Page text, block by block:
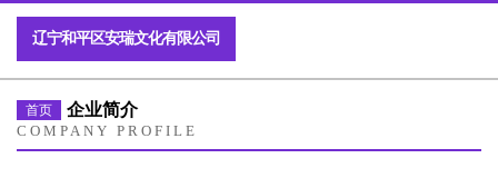
辽宁和平区安瑞文化有限公司
首页 企业简介
COMPANY PROFILE